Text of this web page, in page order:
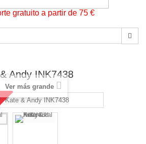
gratuito a partir de 75 €
Andy INK7438
Ver más grande